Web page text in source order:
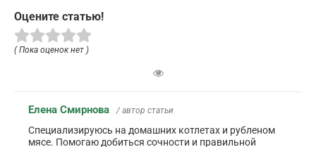
Оцените статью!
( Пока оценок нет )
Елена Смирнова / автор статьи
Специализируюсь на домашних котлетах и рубленом
мясе. Помогаю добиться сочности и правильной